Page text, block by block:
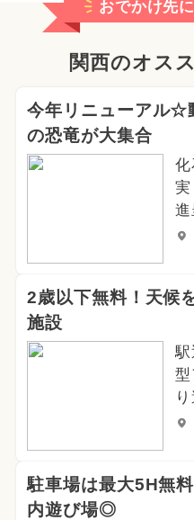
おでかけ先
関西のオス
今年リニューアル☆
の恐竜が大集合
実
2歳以下無料！天候
施設
駅
型
駐車場は最大5H無
内遊び場◎